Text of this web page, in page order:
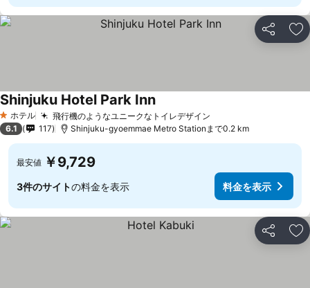
シェア お
1 ホテルのランク
ホテル 飛行機のようなユニークなトイレデザイン
Shinjuku Hotel Park Inn
6.1 117 Shinjuku-gyoemmae Metro Stationまで0.2 km
最安値 ￥9,729
3件のサイトの料金を表示 料金を表示
シェア お